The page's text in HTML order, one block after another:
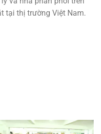
tại thị trường Việt Nam.